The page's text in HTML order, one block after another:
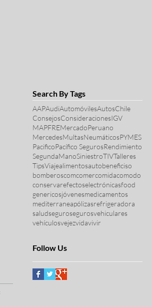
Search By Tags
AAPAudiAutomóvilesAutosChile
ConsejosConsideracionesIGV
MAPFREMercadoPeruano
MercedesMultasNeumáticosPYMES
PacificoPacífico SegurosRendimiento
SegundaManoSiniestroTIVTalleres
TipsViajealimentosautobeneficiso
bomberoscomcomercomidacomodo
conservarefectoselectrónicasfood
genericosjóvenesmedicamentos
mediterraneapólizasrefrigeradora
saludsegurosegurosvehiculares
vehículosvejezvidavivir
Follow Us